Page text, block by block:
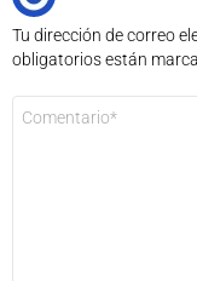
Tu dirección de correo
obligatorios están